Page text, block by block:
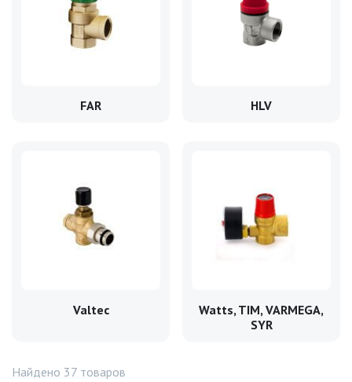
FAR HLV
Valtec
Watts, TIM, VARMEGA,
SYR
Найдено 37 товаров